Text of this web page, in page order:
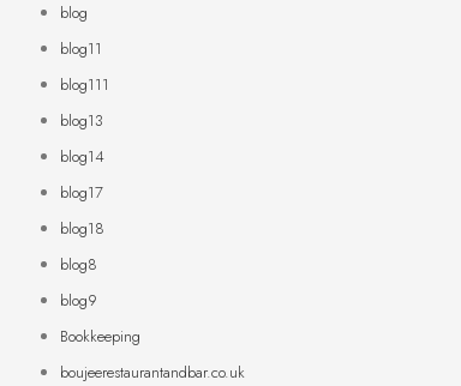
blog
blog11
blog111
blog13
blog14
blog17
blog18
blog8
blog9
Bookkeeping
boujeerestaurantandbar.co.uk